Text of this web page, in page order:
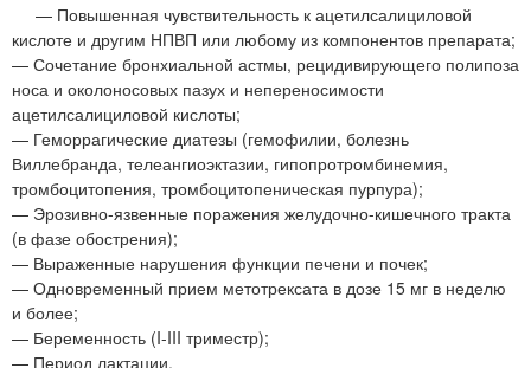
— Повышенная чувствительность к ацетилсалициловой
кислоте и другим НПВП или любому из компонентов препарата;
— Сочетание бронхиальной астмы, рецидивирующего полипоза
носа и околоносовых пазух и непереносимости
ацетилсалициловой кислоты;
— Геморрагические диатезы (гемофилии, болезнь
Виллебранда, телеангиоэктазии, гипопротромбинемия,
тромбоцитопения, тромбоцитопеническая пурпура);
— Эрозивно-язвенные поражения желудочно-кишечного тракта
(в фазе обострения);
— Выраженные нарушения функции печени и почек;
— Одновременный прием метотрексата в дозе 15 мг в неделю
и более;
— Беременность (I-III триместр);
— Период лактации.